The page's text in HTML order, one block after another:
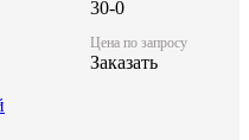
30-0
Цена по запросу
Заказать